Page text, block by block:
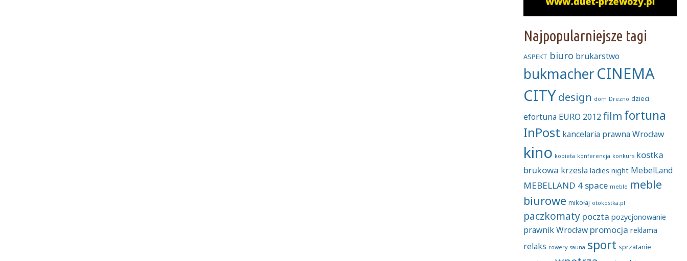
Najpopularniejsze tagi
ASPEKT biuro brukarstwo
bukmacherCINEMA
CITYdesign dom Drezno dzieci
efortuna EURO 2012film fortuna
InPost kancelaria prawna Wrocław
kino kobieta konferencja konkurs kostka
brukowa krzesła ladies night MebelLand
MEBELLAND 4 space meble meble
biurowe mikołaj otokostka.pl
paczkomaty poczta pozycjonowanie
prawnik Wrocław promocja reklama
relaks rowery sauna sport sprzatanie